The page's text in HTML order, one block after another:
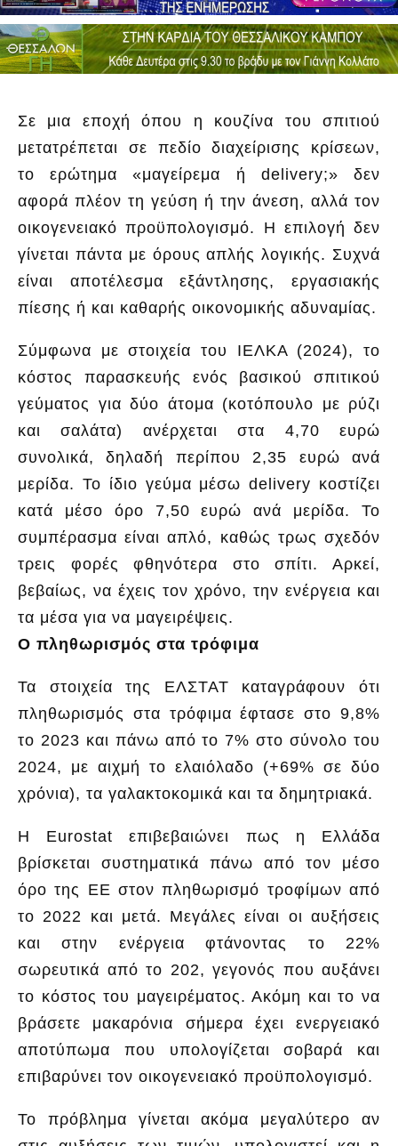
Σε μια εποχή όπου η κουζίνα του σπιτιού
μετατρέπεται σε πεδίο διαχείρισης κρίσεων,
το ερώτημα «μαγείρεμα ή delivery;» δεν
αφορά πλέον τη γεύση ή την άνεση, αλλά τον
οικογενειακό προϋπολογισμό. Η επιλογή δεν
γίνεται πάντα με όρους απλής λογικής. Συχνά
είναι αποτέλεσμα εξάντλησης, εργασιακής
πίεσης ή και καθαρής οικονομικής αδυναμίας.
Σύμφωνα με στοιχεία του ΙΕΛΚΑ (2024), το
κόστος παρασκευής ενός βασικού σπιτικού
γεύματος για δύο άτομα (κοτόπουλο με ρύζι
και σαλάτα) ανέρχεται στα 4,70 ευρώ
συνολικά, δηλαδή περίπου 2,35 ευρώ ανά
μερίδα. Το ίδιο γεύμα μέσω delivery κοστίζει
κατά μέσο όρο 7,50 ευρώ ανά μερίδα. Το
συμπέρασμα είναι απλό, καθώς τρως σχεδόν
τρεις φορές φθηνότερα στο σπίτι. Αρκεί,
βεβαίως, να έχεις τον χρόνο, την ενέργεια και
τα μέσα για να μαγειρέψεις.
Ο πληθωρισμός στα τρόφιμα
Τα στοιχεία της ΕΛΣΤΑΤ καταγράφουν ότι
πληθωρισμός στα τρόφιμα έφτασε στο 9,8%
το 2023 και πάνω από το 7% στο σύνολο του
2024, με αιχμή το ελαιόλαδο (+69% σε δύο
χρόνια), τα γαλακτοκομικά και τα δημητριακά.
Η Eurostat επιβεβαιώνει πως η Ελλάδα
βρίσκεται συστηματικά πάνω από τον μέσο
όρο της ΕΕ στον πληθωρισμό τροφίμων από
το 2022 και μετά. Μεγάλες είναι οι αυξήσεις
και στην ενέργεια φτάνοντας το 22%
σωρευτικά από το 202, γεγονός που αυξάνει
το κόστος του μαγειρέματος. Ακόμη και το να
βράσετε μακαρόνια σήμερα έχει ενεργειακό
αποτύπωμα που υπολογίζεται σοβαρά και
επιβαρύνει τον οικογενειακό προϋπολογισμό.
Το πρόβλημα γίνεται ακόμα μεγαλύτερο αν